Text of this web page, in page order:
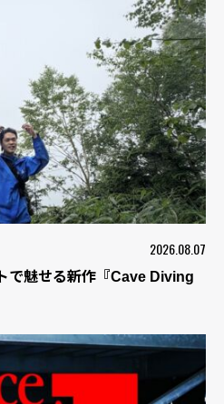
2026.08.07
で魅せる新作『Cave Diving